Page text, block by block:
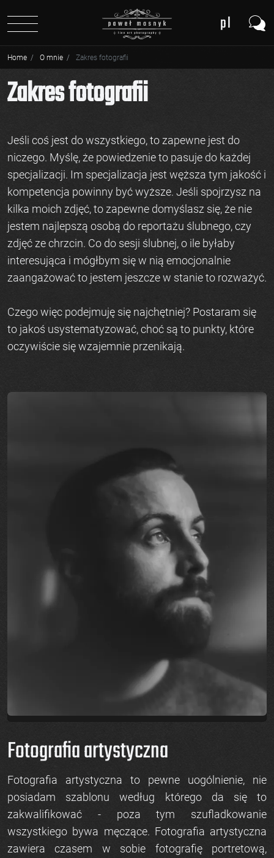
pl
de
Home O mnie Zakres fotografii
Zakres fotografii
Jeśli coś jest do wszystkiego, to zapewne jest do
niczego. Myślę, że powiedzenie to pasuje do każdej
specjalizacji. Im specjalizacja jest węższa tym jakość i
kompetencja powinny być wyższe. Jeśli spojrzysz na
kilka moich zdjęć, to zapewne domyślasz się, że nie
jestem najlepszą osobą do reportażu ślubnego, czy
zdjęć ze chrzcin. Co do sesji ślubnej, o ile byłaby
interesująca i mógłbym się w nią emocjonalnie
zaangażować to jestem jeszcze w stanie to rozważyć.
Czego więc podejmuję się najchętniej? Postaram się
to jakoś usystematyzować, choć są to punkty, które
oczywiście się wzajemnie przenikają.
Fotografia artystyczna
Fotografia artystyczna to pewne uogólnienie, nie
posiadam szablonu według którego da się to
zakwalifikować - poza tym szufladkowanie
wszystkiego bywa męczące. Fotografia artystyczna
zawiera czasem w sobie fotografię portretową,